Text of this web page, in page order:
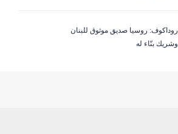
روداكوف: روسيا صديق موثوق للبنان
وشريك بنّاء له